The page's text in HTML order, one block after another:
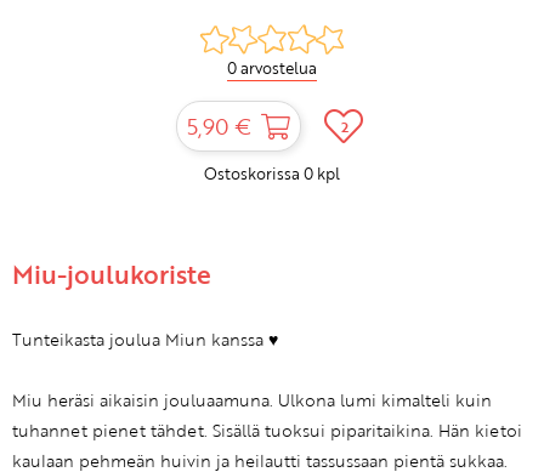
0 arvostelua
5,90 € 2
Ostoskorissa 0 kpl
Miu-joulukoriste
Tunteikasta joulua Miun kanssa ♥
Miu heräsi aikaisin jouluaamuna. Ulkona lumi kimalteli kuin
tuhannet pienet tähdet. Sisällä tuoksui piparitaikina. Hän kietoi
kaulaan pehmeän huivin ja heilautti tassussaan pientä sukkaa.